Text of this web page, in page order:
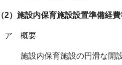
（2） 施設内保育施設設置準備経
ア 概要
施設内保育施設の円滑な開